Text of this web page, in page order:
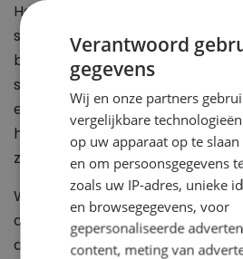
Het meeste strandafval bestaat
stukjes plastic, doppen,
ballonresten. Maar ook plastic
sigarettenfilters worden veel
er zijn ook dingen die op afval
het strand horen. Zoals
zeedieren en schelpen.
Wil je buiten de Boskalis Beach
afval opruimen? Download dan
aan de slag!
Verantwoord
gegevens
Wij en onze partners
vergelijkbare
op uw apparaat op te
en om persoonsgegevens
zoals uw IP-adres, unieke
en browsegegevens, voor
gepersonaliseerde
content, meting van